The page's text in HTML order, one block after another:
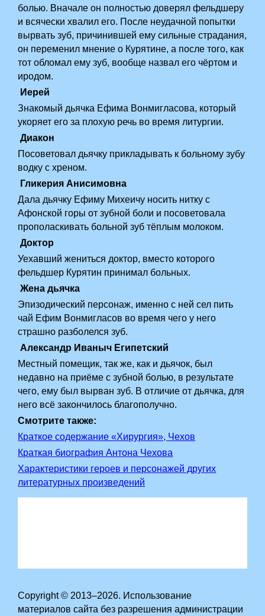
болью. Вначале он полностью доверял фельдшеру
и всячески хвалил его. После неудачной попытки
вырвать зуб, причинившей ему сильные страдания,
он переменил мнение о Курятине, а после того, как
тот обломал ему зуб, вообще назвал его чёртом и
иродом.
Иерей
Знакомый дьячка Ефима Вонмигласова, который
укоряет его за плохую речь во время литургии.
Диакон
Посоветовал дьячку прикладывать к больному зубу
водку с хреном.
Гликерия Анисимовна
Дала дьячку Ефиму Михеичу носить нитку с
Афонской горы от зубной боли и посоветовала
прополаскивать больной зуб тёплым молоком.
Доктор
Уехавший жениться доктор, вместо которого
фельдшер Курятин принимал больных.
Жена дьячка
Эпизодический персонаж, именно с ней сел пить
чай Ефим Вонмигласов во время чего у него
страшно разболелся зуб.
Александр Иваныч Египетский
Местный помещик, так же, как и дьячок, был
недавно на приёме с зубной болью, в результате
чего, ему был вырван зуб. В отличие от дьячка, для
него всё закончилось благополучно.
Смотрите также:
Краткое содержание «Хирургия», Чехов
Краткая биография Антона Чехова
Характеристики героев и персонажей других
литературных произведений
Copyright © 2013–2026. Использование
материалов сайта без разрешения администрации